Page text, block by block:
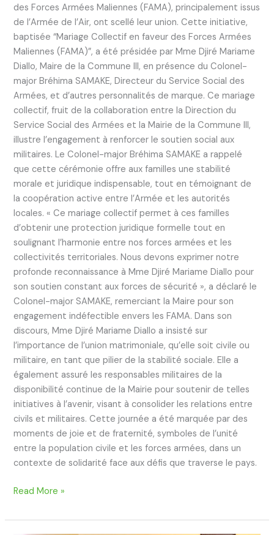
des Forces Armées Maliennes (FAMA), principalement issus
de l’Armée de l’Air, ont scellé leur union. Cette initiative,
baptisée “Mariage Collectif en faveur des Forces Armées
Maliennes (FAMA)”, a été présidée par Mme Djiré Mariame
Diallo, Maire de la Commune III, en présence du Colonel-
major Bréhima SAMAKE, Directeur du Service Social des
Armées, et d’autres personnalités de marque. Ce mariage
collectif, fruit de la collaboration entre la Direction du
Service Social des Armées et la Mairie de la Commune III,
illustre l’engagement à renforcer le soutien social aux
militaires. Le Colonel-major Bréhima SAMAKE a rappelé
que cette cérémonie offre aux familles une stabilité
morale et juridique indispensable, tout en témoignant de
la coopération active entre l’Armée et les autorités
locales. « Ce mariage collectif permet à ces familles
d’obtenir une protection juridique formelle tout en
soulignant l’harmonie entre nos forces armées et les
collectivités territoriales. Nous devons exprimer notre
profonde reconnaissance à Mme Djiré Mariame Diallo pour
son soutien constant aux forces de sécurité », a déclaré le
Colonel-major SAMAKE, remerciant la Maire pour son
engagement indéfectible envers les FAMA. Dans son
discours, Mme Djiré Mariame Diallo a insisté sur
l’importance de l’union matrimoniale, qu’elle soit civile ou
militaire, en tant que pilier de la stabilité sociale. Elle a
également assuré les responsables militaires de la
disponibilité continue de la Mairie pour soutenir de telles
initiatives à l’avenir, visant à consolider les relations entre
civils et militaires. Cette journée a été marquée par des
moments de joie et de fraternité, symboles de l’unité
entre la population civile et les forces armées, dans un
contexte de solidarité face aux défis que traverse le pays.
Read More »